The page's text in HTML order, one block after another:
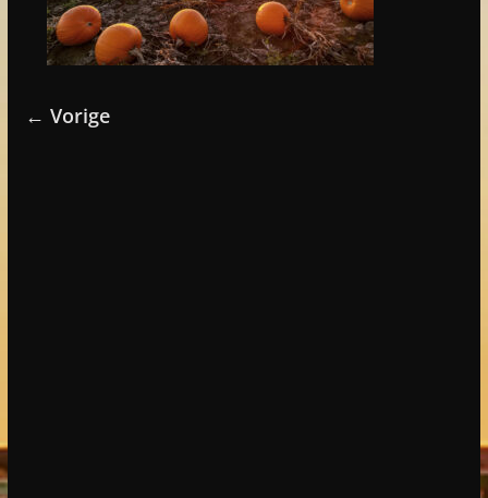
← Vorige